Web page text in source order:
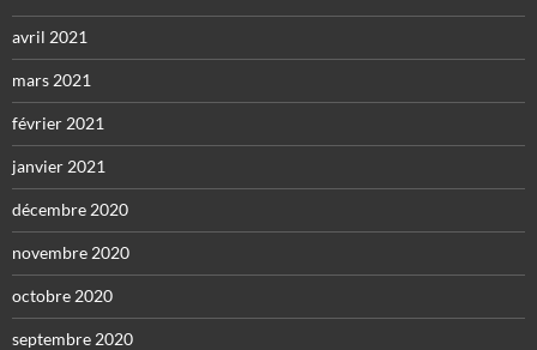
avril 2021
mars 2021
février 2021
janvier 2021
décembre 2020
novembre 2020
octobre 2020
septembre 2020